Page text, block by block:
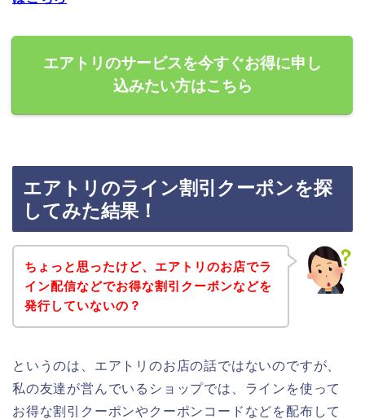
エアトリのサービスを今すぐお得に申し
込みたい方はこちら
エアトリのライン割引クーポンを探
してみた結果！
ちょっと思ったけど、エアトリのお店でラ
イン配信などでお得な割引クーポンなどを
発行していないの？
というのは、エアトリのお店の話ではないのですが、
私の友達が営んでいるショップでは、ラインを使って
お得な割引クーポンやクーポンコードなどを配布して